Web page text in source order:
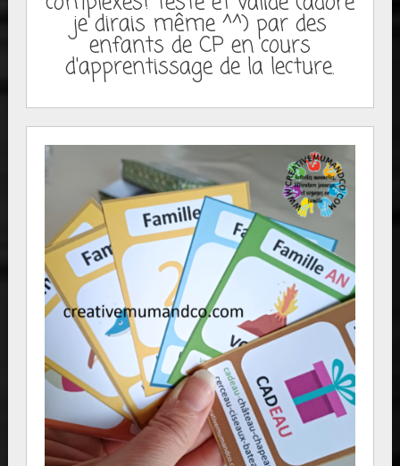
je dirais même ^^) par des
enfants de CP en cours
d'apprentissage de la lecture.